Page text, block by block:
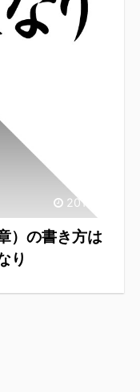
2015/1/3
）の書き方は
り